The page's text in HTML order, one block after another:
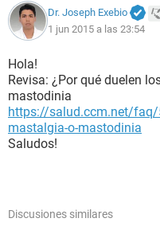
Dr. Joseph Exebio
1 jun 2015 a las 23:54
Hola!
Revisa: ¿Por qué duelen
mastodinia
https://salud.ccm.net/faq/
mastalgia-o-mastodinia
Saludos!
Discusiones similares